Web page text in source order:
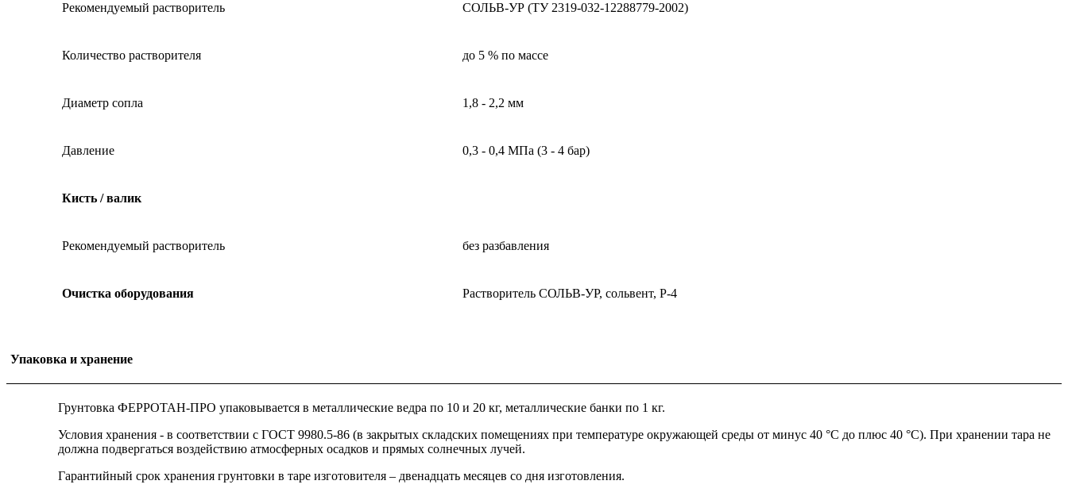
Рекомендуемый растворитель СОЛЬВ-УР (ТУ 2319-032-12288779-2002)
Количество растворителя до 5 % по массе
Диаметр сопла 1,8 - 2,2 мм
Давление 0,3 - 0,4 МПа (3 - 4 бар)
Кисть / валик
Рекомендуемый растворитель без разбавления
Очистка оборудования Растворитель СОЛЬВ-УР, сольвент, Р-4
Упаковка и хранение
Грунтовка ФЕРРОТАН-ПРО упаковывается в металлические ведра по 10 и 20 кг, металлические банки по 1 кг.
Условия хранения - в соответствии с ГОСТ 9980.5-86 (в закрытых складских помещениях при температуре окружающей среды от минус 40 °С до плюс 40 °С). При хранении тара не
должна подвергаться воздействию атмосферных осадков и прямых солнечных лучей.
Гарантийный срок хранения грунтовки в таре изготовителя – двенадцать месяцев со дня изготовления.